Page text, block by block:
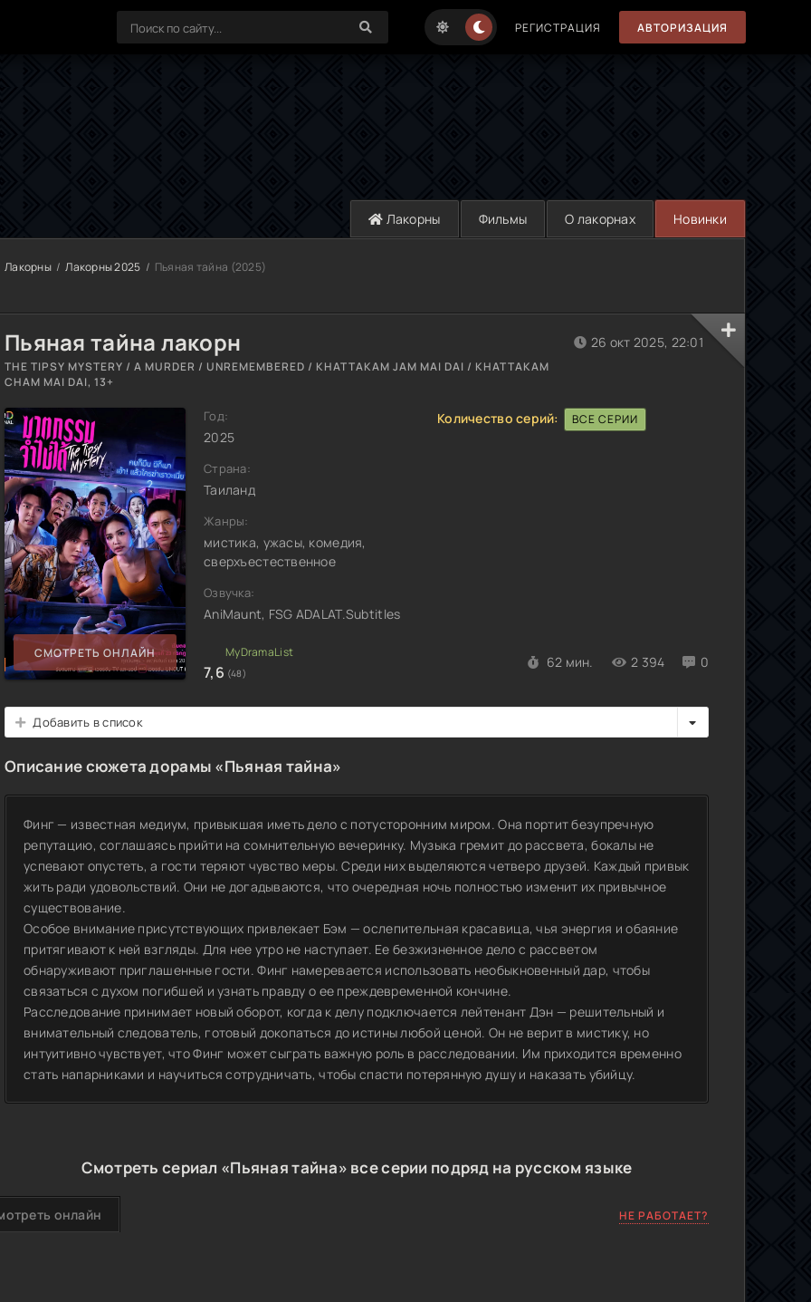
РЕГИСТРАЦИЯ АВТОРИЗАЦИЯ
Лакорны Фильмы О лакорнах Новинки
Лакорны Лакорны 2025 Пьяная тайна (2025)
Пьяная тайна лакорн
THE TIPSY MYSTERY / A MURDER / UNREMEMBERED / KHATTAKAM JAM MAI DAI / KHATTAKAM
CHAM MAI DAI, 13+
СМОТРЕТЬ ОНЛАЙН
Год:
2025
Страна:
Таиланд
Жанры:
мистика, ужасы, комедия,
сверхъестественное
Озвучка:
AniMaunt, FSG ADALAT.Subtitles
7,6 (48)
62 мин. 2 394 0
26 окт 2025, 22:01
Количество серий: ВСЕ СЕРИИ
Добавить в список
Описание сюжета дорамы «Пьяная тайна»
Финг — известная медиум, привыкшая иметь дело с потусторонним миром. Она портит безупречную
репутацию, соглашаясь прийти на сомнительную вечеринку. Музыка гремит до рассвета, бокалы не
успевают опустеть, а гости теряют чувство меры. Среди них выделяются четверо друзей. Каждый привык
жить ради удовольствий. Они не догадываются, что очередная ночь полностью изменит их привычное
существование.
Особое внимание присутствующих привлекает Бэм — ослепительная красавица, чья энергия и обаяние
притягивают к ней взгляды. Для нее утро не наступает. Ее безжизненное дело с рассветом
обнаруживают приглашенные гости. Финг намеревается использовать необыкновенный дар, чтобы
связаться с духом погибшей и узнать правду о ее преждевременной кончине.
Расследование принимает новый оборот, когда к делу подключается лейтенант Дэн — решительный и
внимательный следователь, готовый докопаться до истины любой ценой. Он не верит в мистику, но
интуитивно чувствует, что Финг может сыграть важную роль в расследовании. Им приходится временно
стать напарниками и научиться сотрудничать, чтобы спасти потерянную душу и наказать убийцу.
Смотреть сериал «Пьяная тайна» все серии подряд на русском языке
онлайн НЕ РАБОТАЕТ?